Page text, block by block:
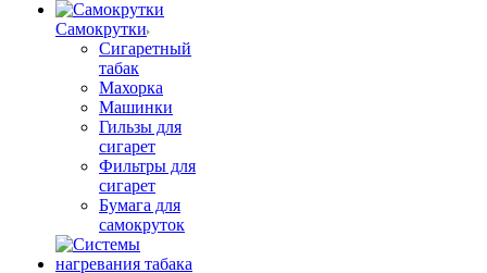
Самокрутки
Сигаретный
табак
Махорка
Машинки
Гильзы для
сигарет
Фильтры для
сигарет
Бумага для
самокруток